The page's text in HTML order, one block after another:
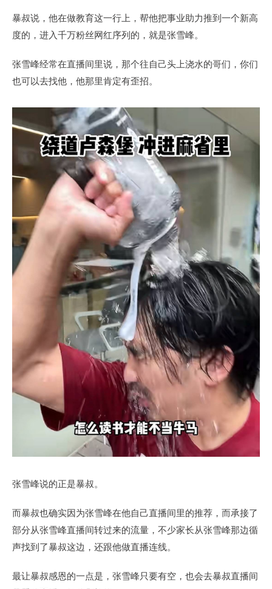
暴叔说，他在做教育这一行上，帮他把事业助力推到一个新高
度的，进入千万粉丝网红序列的，就是张雪峰。
张雪峰经常在直播间里说，那个往自己头上浇水的哥们，你们
也可以去找他，他那里肯定有歪招。
张雪峰说的正是暴叔。
而暴叔也确实因为张雪峰在他自己直播间里的推荐，而承接了
部分从张雪峰直播间转过来的流量，不少家长从张雪峰那边循
声找到了暴叔这边，还跟他做直播连线。
最让暴叔感恩的一点是，张雪峰只要有空，也会去暴叔直播间